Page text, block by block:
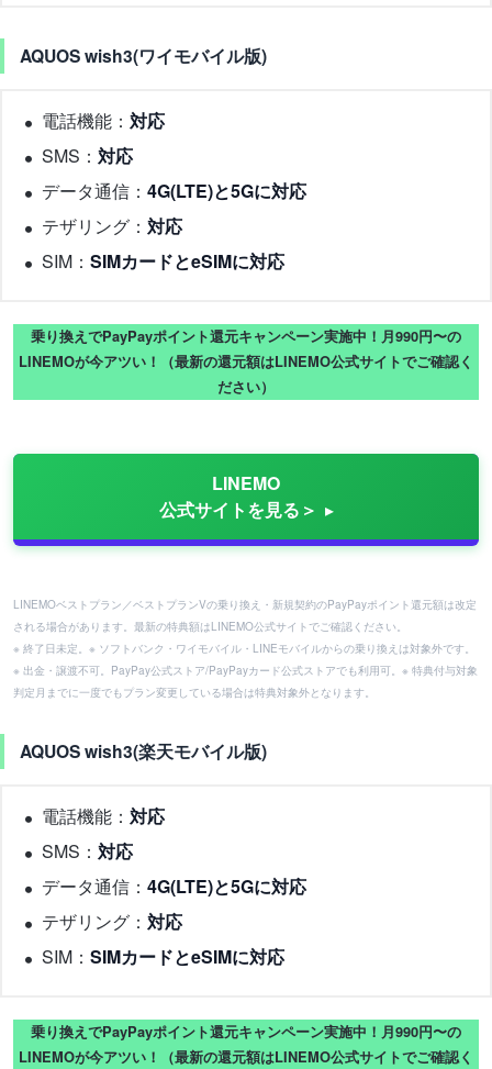
AQUOS wish3(ワイモバイル版)
電話機能： 対応
SMS： 対応
データ通信： 4G(LTE)と5Gに対応
テザリング： 対応
SIM： SIMカードとeSIMに対応
乗り換えでPayPayポイント還元キャンペーン実施中！月990円〜の
LINEMOが今アツい！（最新の還元額はLINEMO公式サイトでご確認く
ださい）
LINEMO
公式サイトを見る＞
LINEMOベストプラン／ベストプランVの乗り換え・新規契約のPayPayポイント還元額は改定
される場合があります。最新の特典額はLINEMO公式サイトでご確認ください。
※ 終了日未定。※ ソフトバンク・ワイモバイル・LINEモバイルからの乗り換えは対象外です。
※ 出金・譲渡不可。PayPay公式ストア/PayPayカード公式ストアでも利用可。※ 特典付与対象
判定月までに一度でもプラン変更している場合は特典対象外となります。
AQUOS wish3(楽天モバイル版)
電話機能： 対応
SMS： 対応
データ通信： 4G(LTE)と5Gに対応
テザリング： 対応
SIM： SIMカードとeSIMに対応
乗り換えでPayPayポイント還元キャンペーン実施中！月990円〜の
LINEMOが今アツい！（最新の還元額はLINEMO公式サイトでご確認く